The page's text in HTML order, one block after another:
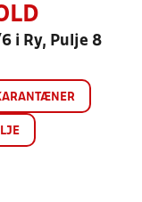
i Ry, Pulje 8